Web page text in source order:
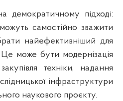
демократичному підході:
самостійно зважити
найефективніший для
може бути модернізація
техніки, надання
інфраструктури
наукового проєкту.